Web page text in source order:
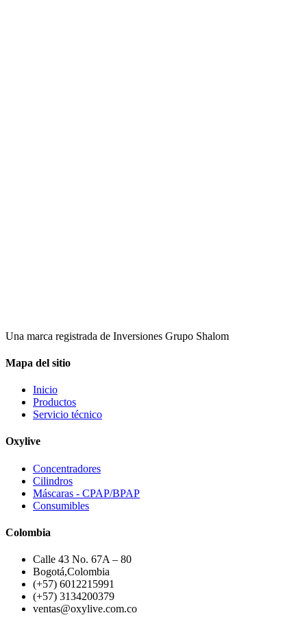
Una marca registrada de Inversiones Grupo Shalom
Mapa del sitio
Inicio
Productos
Servicio técnico
Oxylive
Concentradores
Cilindros
Máscaras - CPAP/BPAP
Consumibles
Colombia
Calle 43 No. 67A – 80
Bogotá,Colombia
(+57) 6012215991
(+57) 3134200379
ventas@oxylive.com.co